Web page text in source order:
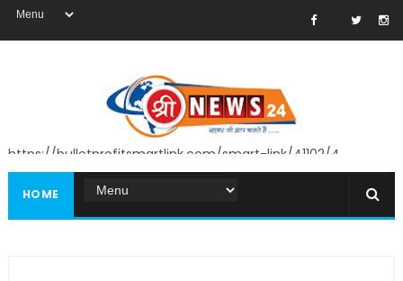
https://bulletprofitsmartlink.com/smart-link/41102/4
HOME